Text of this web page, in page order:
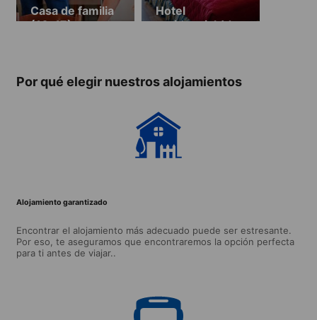
Casa de familia
(16-17)
Hotel
residencial (de
30.08.2026)
Por qué elegir nuestros alojamientos
Alojamiento garantizado
Encontrar el alojamiento más adecuado puede ser estresante.
Por eso, te aseguramos que encontraremos la opción perfecta
para ti antes de viajar..